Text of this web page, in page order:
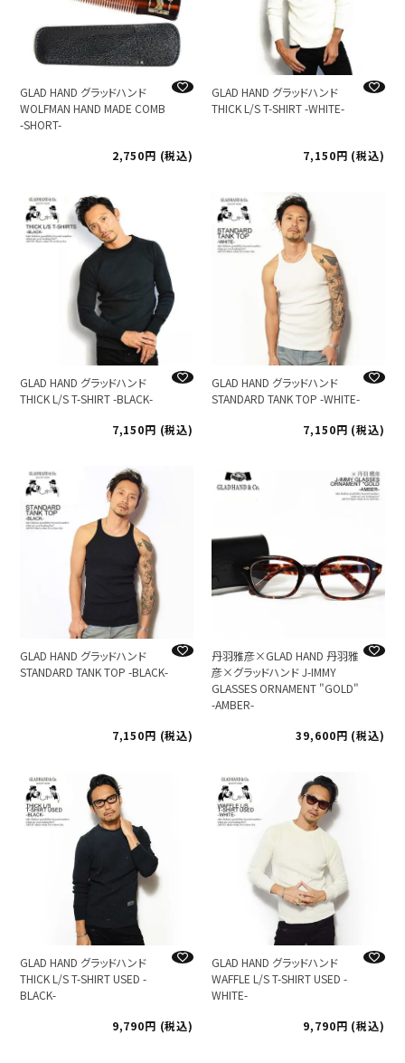
GLAD HAND グラッドハンド
WOLFMAN HAND MADE COMB
-SHORT-
2,750
税込
GLAD HAND グラッドハンド
THICK L/S T-SHIRT -WHITE-
7,150 税込
GLAD HAND グラッドハンド
THICK L/S T-SHIRT -BLACK-
7,150
税込
GLAD HAND グラッドハンド
STANDARD TANK TOP -WHITE-
7,150
税込
GLAD HAND グラッドハンド
STANDARD TANK TOP -BLACK-
7,150 税込
丹羽雅彦×GLAD HAND 丹羽雅
彦×グラッドハンド J-IMMY
GLASSES ORNAMENT "GOLD"
-AMBER-
39,600
税込
GLAD HAND グラッドハンド
THICK L/S T-SHIRT USED -
BLACK-
9,790
税込
GLAD HAND グラッドハンド
WAFFLE L/S T-SHIRT USED -
WHITE-
9,790
税込